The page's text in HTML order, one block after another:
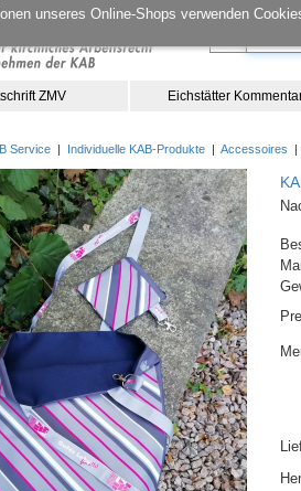
unseres Online-Shops verwenden
ZMV Eichstätter
Service | Individuelle KAB-Produkte | Accessoires |